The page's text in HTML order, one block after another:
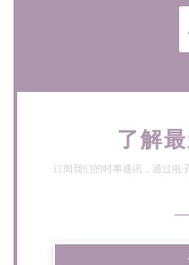
了解
订阅我们的时事通讯，通过电